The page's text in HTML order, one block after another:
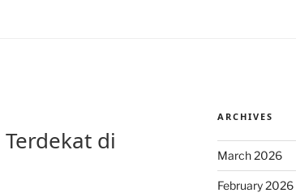
di
ARCHIVES
March 2026
February 2026